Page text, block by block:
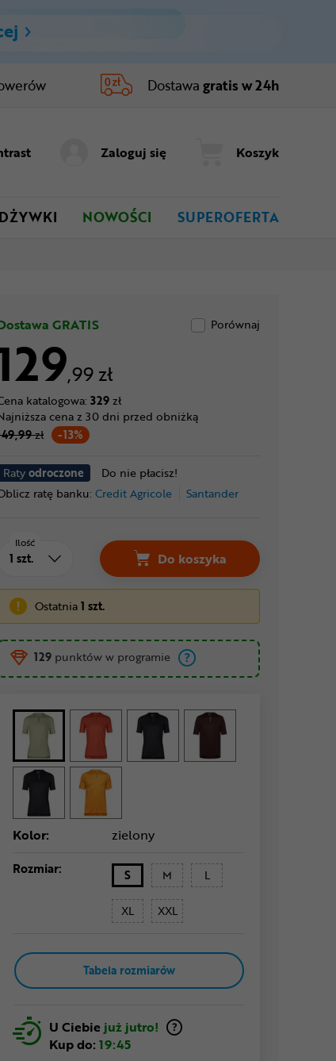
Dostawa gratis w 24h
Zaloguj się Koszyk
NOWOŚCI SUPEROFERTA
GRATIS Porównaj
,99 zł
katalogowa: 329zł
-13%
cena z 30 dni przed obniżką
zł
Ratyodroczone
Do nie płacisz!
ratę banku: Credit Agricole Santander
Ilość
Do koszyka
Ostatnia1 szt.
129 punktów w programie
Kolor: zielony
Rozmiar: S M L
XL XXL
Tabela rozmiarów
U Ciebie już jutro!
Kup do: 19:45